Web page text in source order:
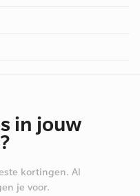
in jouw
kortingen. Al
je voor.